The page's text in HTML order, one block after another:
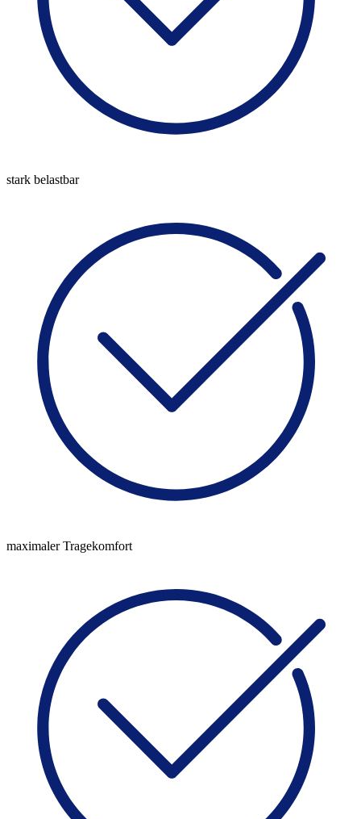
stark belastbar
maximaler Tragekomfort